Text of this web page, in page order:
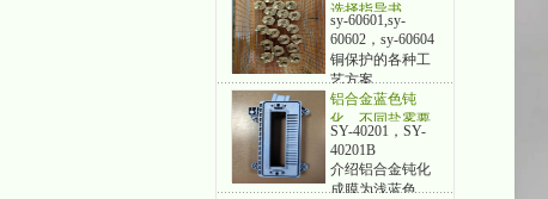
选择指导书
sy-60601,sy-
60602，sy-60604
铜保护的各种工
艺方案
铝合金蓝色钝
化、不同盐雾要
求的工艺方案和
药剂
SY-40201，SY-
40201B
介绍铝合金钝化
成膜为浅蓝色、